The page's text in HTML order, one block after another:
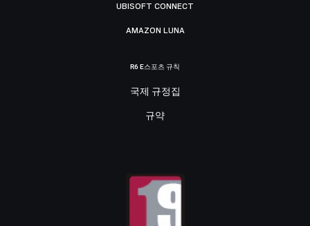
UBISOFT CONNECT
AMAZON LUNA
R6 E스포츠 규칙
국제 규정집
규약